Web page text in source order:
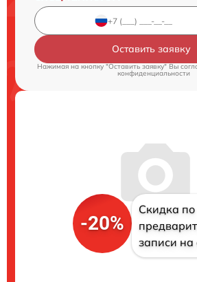
Оставить заявку
Нажимая на кнопку "Оставить заявку" Вы
конфиденциальности
-20%
Скидка по
записи на